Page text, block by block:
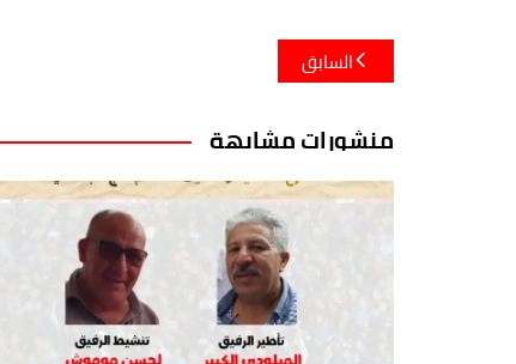
تصفّح
المقالات
السابق
منشورات مشابهة